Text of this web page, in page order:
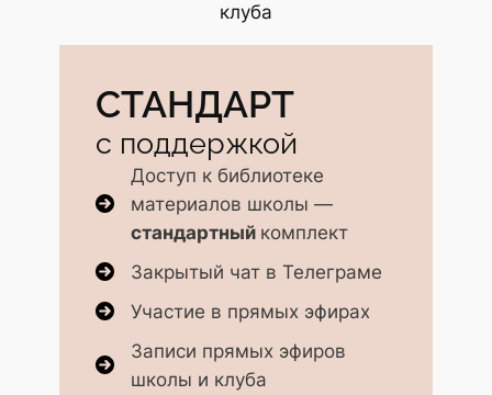
клуба
СТАНДАРТ
с поддержкой
Доступ к библиотеке
материалов школы —
стандартный комплект
Закрытый чат в Телеграме
Участие в прямых эфирах
Записи прямых эфиров
школы и клуба